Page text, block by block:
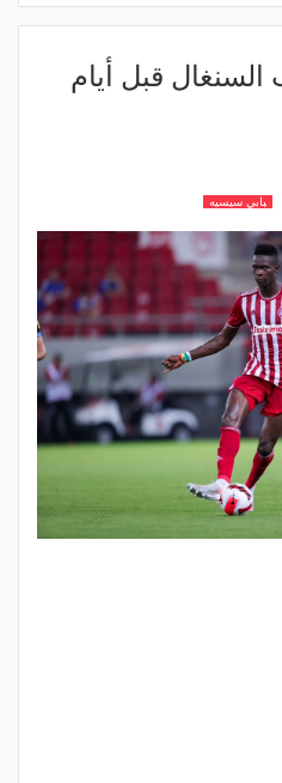
السنغال قبل أيام
بابي سيسيه